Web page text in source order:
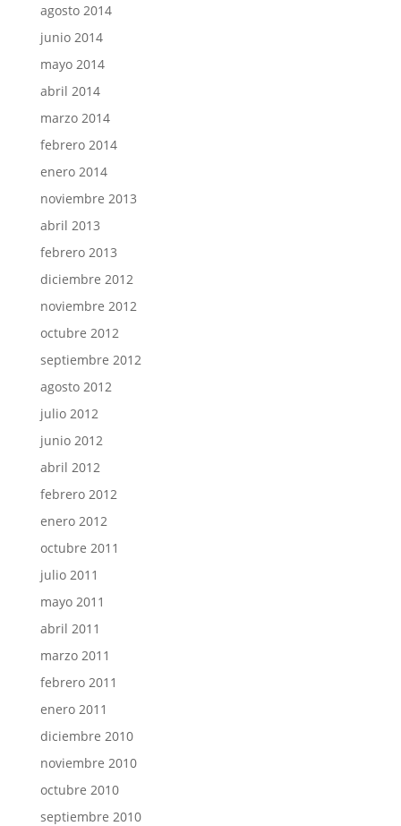
agosto 2014
junio 2014
mayo 2014
abril 2014
marzo 2014
febrero 2014
enero 2014
noviembre 2013
abril 2013
febrero 2013
diciembre 2012
noviembre 2012
octubre 2012
septiembre 2012
agosto 2012
julio 2012
junio 2012
abril 2012
febrero 2012
enero 2012
octubre 2011
julio 2011
mayo 2011
abril 2011
marzo 2011
febrero 2011
enero 2011
diciembre 2010
noviembre 2010
octubre 2010
septiembre 2010